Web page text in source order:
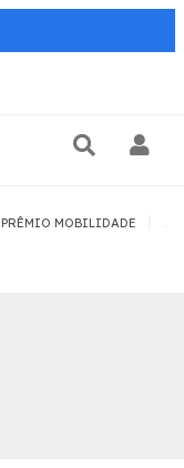
PRÊMIO MOBILIDADE